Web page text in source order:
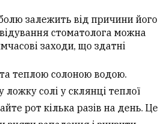
залежить від причини його
стоматолога можна
заходи, що здатні
теплою солоною водою.
ложку солі у склянці теплої
рот кілька разів на день. Це